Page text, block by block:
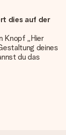
dies auf der
Knopf „Hier
deines
du das